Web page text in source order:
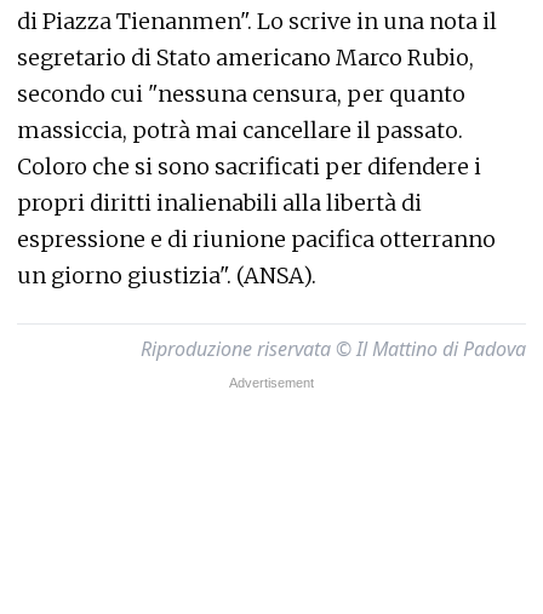
di Piazza Tienanmen". Lo scrive in una nota il
segretario di Stato americano Marco Rubio,
secondo cui "nessuna censura, per quanto
massiccia, potrà mai cancellare il passato.
Coloro che si sono sacrificati per difendere i
propri diritti inalienabili alla libertà di
espressione e di riunione pacifica otterranno
un giorno giustizia". (ANSA).
Riproduzione riservata © Il Mattino di Padova